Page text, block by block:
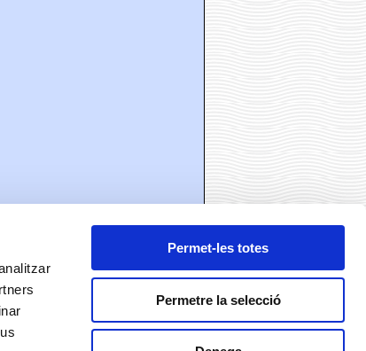
Permet-les totes
Permetre la selecció